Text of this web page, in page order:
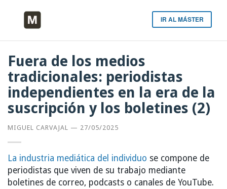
IR AL MÁSTER
Fuera de los medios
tradicionales: periodistas
independientes en la era de la
suscripción y los boletines (2)
MIGUEL CARVAJAL — 27/05/2025
La industria mediática del individuo se compone de
periodistas que viven de su trabajo mediante
boletines de correo, podcasts o canales de YouTube.